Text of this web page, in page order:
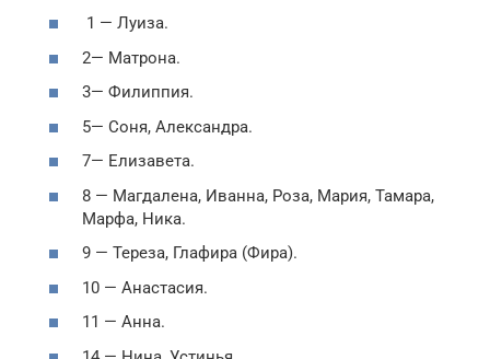
1 — Луиза.
2— Матрона.
3— Филиппия.
5— Соня, Александра.
7— Елизавета.
8 — Магдалена, Иванна, Роза, Мария, Тамара,
Марфа, Ника.
9 — Тереза, Глафира (Фира).
10 — Анастасия.
11 — Анна.